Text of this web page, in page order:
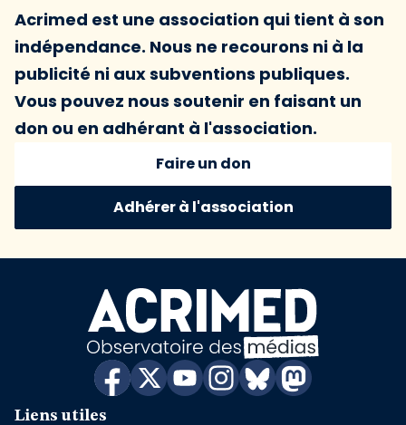
Acrimed est une association qui tient à son
indépendance. Nous ne recourons ni à la
publicité ni aux subventions publiques.
Vous pouvez nous soutenir en faisant un
don ou en adhérant à l'association.
Faire un don
Adhérer à l'association
Liens utiles